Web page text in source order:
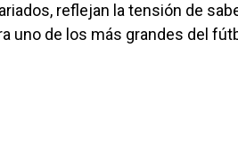
reflejan la tensión de
uno de los más grandes del